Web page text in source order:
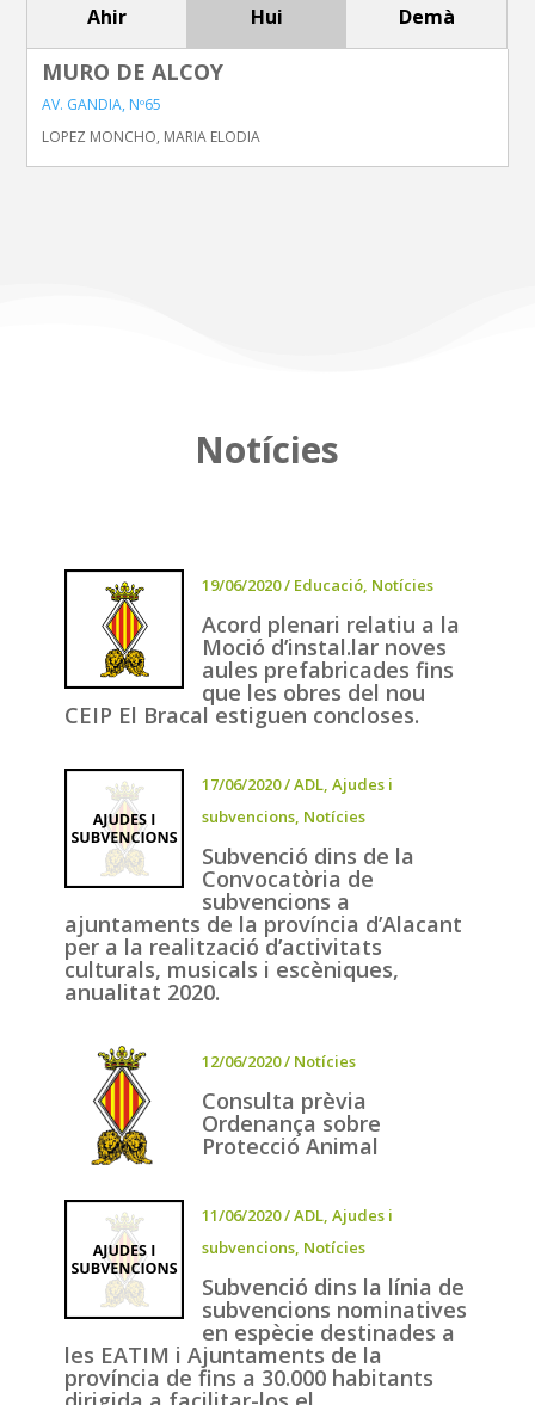
Ahir Hui Demà
MURO DE ALCOY
AV. GANDIA, Nº65
LOPEZ MONCHO, MARIA ELODIA
Notícies
19/06/2020/ Educació, Notícies
Acord plenari relatiu a la
Moció d’instal.lar noves
aules prefabricades fins
que les obres del nou
CEIP El Bracal estiguen concloses.
17/06/2020/ADL, Ajudes i
subvencions, Notícies
Subvenció dins de la
Convocatòria de
subvencions a
ajuntaments de la província d’Alacant
per a la realització d’activitats
culturals, musicals i escèniques,
anualitat 2020.
12/06/2020/ Notícies
Consulta prèvia
Ordenança sobre
Protecció Animal
11/06/2020/ADL, Ajudes i
subvencions, Notícies
Subvenció dins la línia de
subvencions nominatives
en espècie destinades a
les EATIM i Ajuntaments de la
província de fins a 30.000 habitants